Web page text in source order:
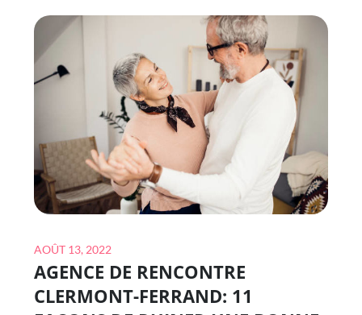
LYON:
GUIDE
ULTIME
DES
STRATÉGIES
ET
TECHNIQUES
CRÉATIVES
DE
DES
MÉDIAS
SOCIAUX
Posted
on
AOÛT 13, 2022
AGENCE DE RENCONTRE
CLERMONT-FERRAND: 11